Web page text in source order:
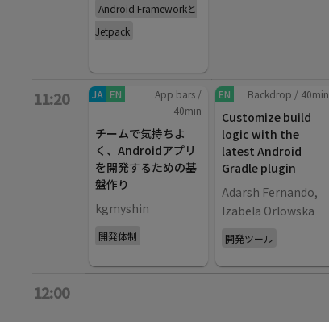
Android Frameworkと
Jetpack
11:20 JA EN App bars /
40min
チームで気持ちよ
く、Androidアプリ
を開発するための基
盤作り
kgmyshin
開発体制
EN Backdrop / 40min
Customize build
logic with the
latest Android
Gradle plugin
Adarsh Fernando,
Izabela Orlowska
開発ツール
12:00